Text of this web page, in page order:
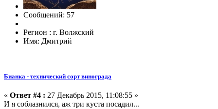
Сообщений: 57
Регион : г. Волжский
Имя: Дмитрий
Бианка - технический сорт винограда
« Ответ #4 : 27 Декабрь 2015, 11:08:55 »
И я соблазнился, аж три куста посадил...